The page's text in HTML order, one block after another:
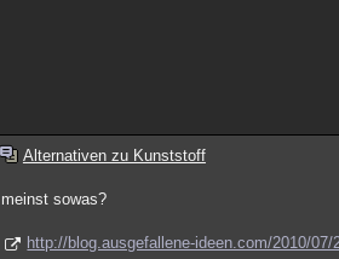
Alternativen zu Kunststoff
meinst sowas?
http://blog.ausgefallene-ideen.com/2010/